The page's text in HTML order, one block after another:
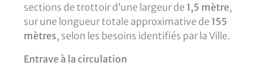
sections de trottoir d’une largeur de 1,5 mètre,
sur une longueur totale approximative de 155
mètres, selon les besoins identifiés par la Ville.
Entrave à la circulation